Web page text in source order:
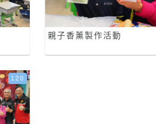
親子香薰製作活動
120